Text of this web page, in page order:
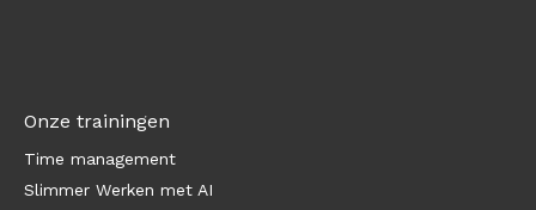
Onze trainingen
Time management
Slimmer Werken met AI